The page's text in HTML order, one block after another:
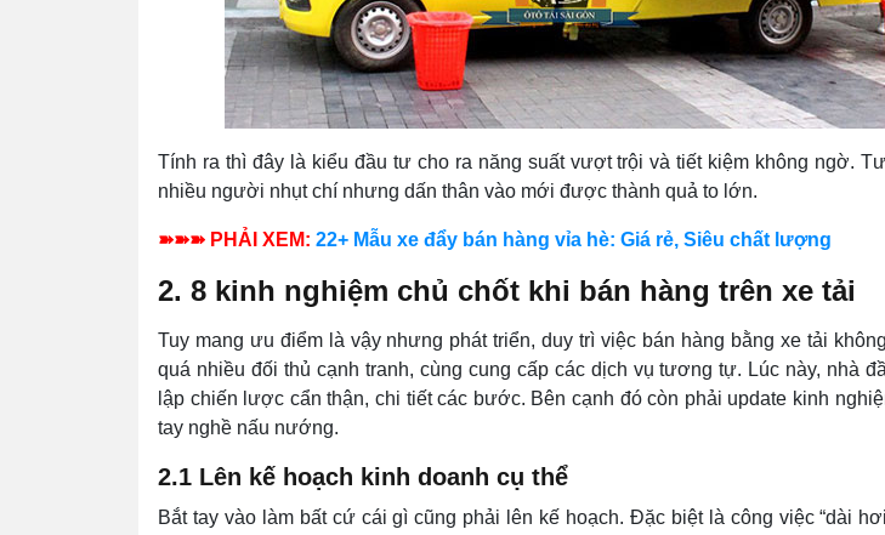
Tính ra thì đây là kiểu đầu tư cho ra năng suất vượt trội và tiết kiệm không ngờ.
nhiều người nhụt chí nhưng dấn thân vào mới được thành quả to lớn.
➽➽➽ PHẢI XEM: 22+ Mẫu xe đẩy bán hàng vỉa hè: Giá rẻ, Siêu chất lượng
2. 8 kinh nghiệm chủ chốt khi bán hàng trên xe tải
Tuy mang ưu điểm là vậy nhưng phát triển, duy trì việc bán hàng bằng xe tải
quá nhiều đối thủ cạnh tranh, cùng cung cấp các dịch vụ tương tự. Lúc này, nhà
lập chiến lược cẩn thận, chi tiết các bước. Bên cạnh đó còn phải update kinh
tay nghề nấu nướng.
2.1 Lên kế hoạch kinh doanh cụ thể
Bắt tay vào làm bất cứ cái gì cũng phải lên kế hoạch. Đặc biệt là công việc “dài